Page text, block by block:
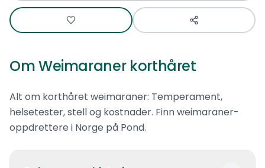
OmWeimaraner korthåret
Alt om korthåret weimaraner: Temperament,
helsetester, stell og kostnader. Finn weimaraner-
oppdrettere i Norge på Pond.